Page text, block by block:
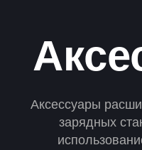
Аксессуары
зарядных